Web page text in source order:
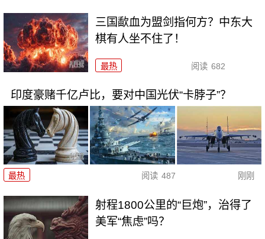
三国歃血为盟剑指何方？中东大
棋有人坐不住了！
最热 阅读 682
印度豪赌千亿卢比，要对中国光伏“卡脖子”？
最热 阅读 487 刚刚
射程1800公里的“巨炮”，治得了
美军“焦虑”吗？